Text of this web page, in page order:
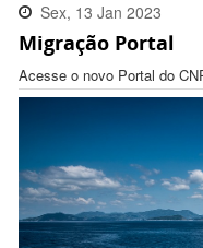
Sex, 13 Jan 2023
16:32:00 -0300
Migração Portal
Acesse o novo Portal do